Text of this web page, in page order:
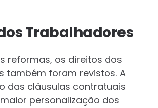
Trabalhadores
reformas, os direitos dos
também foram revistos. A
das cláusulas contratuais
personalização dos